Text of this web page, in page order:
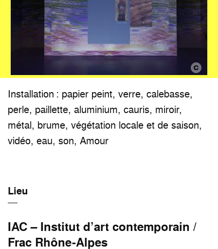
Installation : papier peint, verre, calebasse,
perle, paillette, aluminium, cauris, miroir,
métal, brume, végétation locale et de saison,
vidéo, eau, son, Amour
Lieu
IAC – Institut d’art contemporain /
Frac Rhône-Alpes